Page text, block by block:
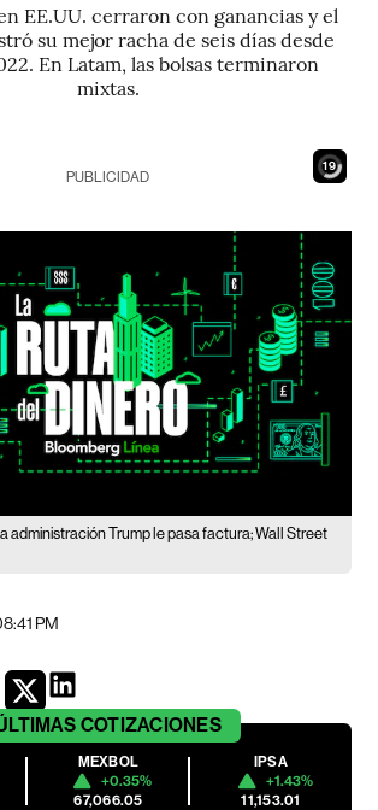
EE.UU. cerraron con ganancias y el
su mejor racha de seis días desde
En Latam, las bolsas terminaron
mixtas.
17
PUBLICIDAD
administración Trump le pasa factura; Wall Street
PM
COTIZACIONES
MEXBOL
+0.35%
67,066.05
IPSA
+1.43%
11,153.01